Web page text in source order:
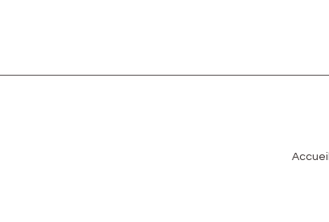
Accueil